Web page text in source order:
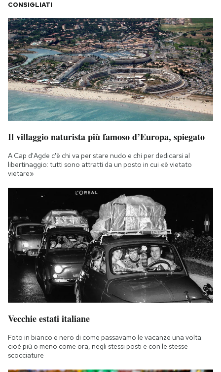
SHOP
CALENDARIO
AREA PERSONALE
Area Personale
Notifiche mobile
Regala il Post
Hai bisogno di aiuto?
Esci
CONSIGLIATI
Il villaggio naturista più famoso d’Europa, spiegato
A Cap d'Agde c'è chi va per stare nudo e chi per dedicarsi al
libertinaggio: tutti sono attratti da un posto in cui «è vietato
vietare»
Vecchie estati italiane
Foto in bianco e nero di come passavamo le vacanze una volta:
cioè più o meno come ora, negli stessi posti e con le stesse
scocciature